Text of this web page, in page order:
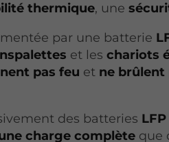
thermique, une
par une batterie
et leschariots
pas feu et ne brûlent
des batteries LFP
charge complète que